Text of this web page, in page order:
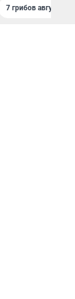
7 грибов августа